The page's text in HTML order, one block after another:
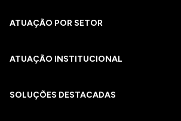
ATUAÇÃO POR SETOR
ATUAÇÃO INSTITUCIONAL
SOLUÇÕES DESTACADAS